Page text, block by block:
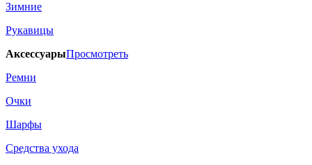
Зимние
Рукавицы
АксессуарыПросмотреть
Ремни
Очки
Шарфы
Средства ухода